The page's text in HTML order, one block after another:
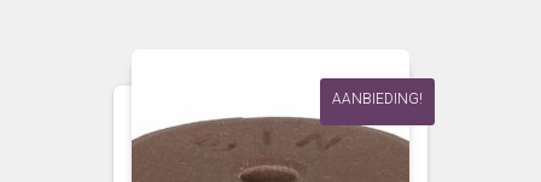
AANBIEDING!